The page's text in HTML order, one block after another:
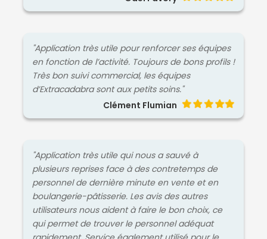
"Application très utile pour renforcer ses équipes
en fonction de l’activité. Toujours de bons profils !
Très bon suivi commercial, les équipes
d’Extracadabra sont aux petits soins."
Clément Flumian
"Application très utile qui nous a sauvé à
plusieurs reprises face à des contretemps de
personnel de dernière minute en vente et en
boulangerie-pâtisserie. Les avis des autres
utilisateurs nous aident à faire le bon choix, ce
qui permet de trouver le personnel adéquat